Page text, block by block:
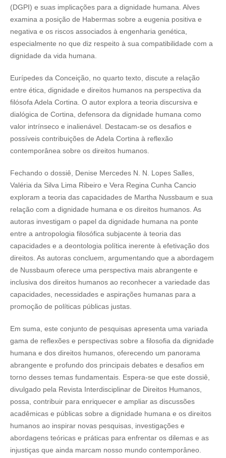
(DGPI) e suas implicações para a dignidade humana. Alves
examina a posição de Habermas sobre a eugenia positiva e
negativa e os riscos associados à engenharia genética,
especialmente no que diz respeito à sua compatibilidade com a
dignidade da vida humana.
Eurípedes da Conceição, no quarto texto, discute a relação
entre ética, dignidade e direitos humanos na perspectiva da
filósofa Adela Cortina. O autor explora a teoria discursiva e
dialógica de Cortina, defensora da dignidade humana como
valor intrínseco e inalienável. Destacam-se os desafios e
possíveis contribuições de Adela Cortina à reflexão
contemporânea sobre os direitos humanos.
Fechando o dossiê, Denise Mercedes N. N. Lopes Salles,
Valéria da Silva Lima Ribeiro e Vera Regina Cunha Cancio
exploram a teoria das capacidades de Martha Nussbaum e sua
relação com a dignidade humana e os direitos humanos. As
autoras investigam o papel da dignidade humana na ponte
entre a antropologia filosófica subjacente à teoria das
capacidades e a deontologia política inerente à efetivação dos
direitos. As autoras concluem, argumentando que a abordagem
de Nussbaum oferece uma perspectiva mais abrangente e
inclusiva dos direitos humanos ao reconhecer a variedade das
capacidades, necessidades e aspirações humanas para a
promoção de políticas públicas justas.
Em suma, este conjunto de pesquisas apresenta uma variada
gama de reflexões e perspectivas sobre a filosofia da dignidade
humana e dos direitos humanos, oferecendo um panorama
abrangente e profundo dos principais debates e desafios em
torno desses temas fundamentais. Espera-se que este dossiê,
divulgado pela Revista Interdisciplinar de Direitos Humanos,
possa, contribuir para enriquecer e ampliar as discussões
acadêmicas e públicas sobre a dignidade humana e os direitos
humanos ao inspirar novas pesquisas, investigações e
abordagens teóricas e práticas para enfrentar os dilemas e as
injustiças que ainda marcam nosso mundo contemporâneo.